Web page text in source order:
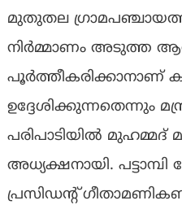
മുതുതല
നിർമ്മാണം അടുത്ത
പൂർത്തീകരിക്കാനാണ്
ഉദ്ദേശിക്കുന്നതെന്നും
പരിപാടിയിൽ
അധ്യക്ഷനായി.
പ്രസിഡന്റ്